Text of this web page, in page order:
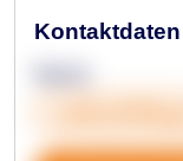
Kontaktdaten